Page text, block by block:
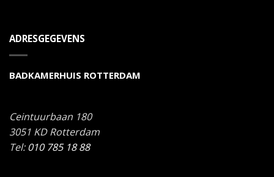
ADRESGEGEVENS
BADKAMERHUIS ROTTERDAM
Ceintuurbaan 180
3051 KD Rotterdam
Tel:010 785 18 88